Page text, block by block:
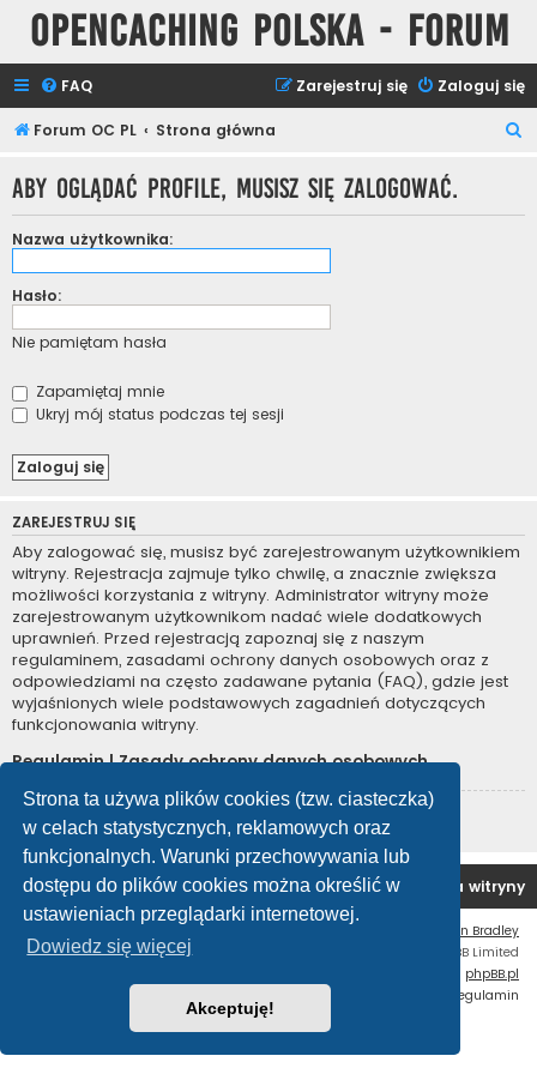
Strona ta używa plików cookies (tzw. ciasteczka)
w celach statystycznych, reklamowych oraz
funkcjonalnych. Warunki przechowywania lub
dostępu do plików cookies można określić w
ustawieniach przeglądarki internetowej.
Dowiedz się więcej
Akceptuję!
Opencaching Polska - Forum
FAQ Zaloguj się
Zarejestruj się
Forum OC PL Strona główna
k
Aby oglądać profile, musisz się zalogować.
Nazwa użytkownika:
Hasło:
Nie pamiętam hasła
Zapamiętaj mnie
Ukryj mój status podczas tej sesji
ZAREJESTRUJ SIĘ
Aby zalogować się, musisz być zarejestrowanym użytkownikiem
witryny. Rejestracja zajmuje tylko chwilę, a znacznie zwiększa
możliwości korzystania z witryny. Administrator witryny może
zarejestrowanym użytkownikom nadać wiele dodatkowych
uprawnień. Przed rejestracją zapoznaj się z naszym
regulaminem, zasadami ochrony danych osobowych oraz z
odpowiedziami na często zadawane pytania (FAQ), gdzie jest
wyjaśnionych wiele podstawowych zagadnień dotyczących
funkcjonowania witryny.
Regulamin|Zasady ochrony danych osobowych
Zarejestruj się
Forum OC PL Strona główna Usuń ciasteczka witryny
Ian Bradley
Technologię dostarcza
® Forum Software © phpBB Limited
phpBB.pl
Regulamin